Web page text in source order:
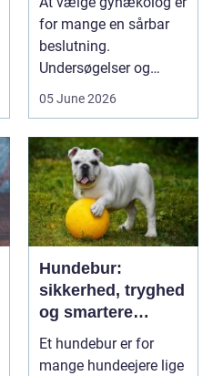
for mange en sårbar
beslutning.
Undersøgelser og
behandlinger foregår i
05 June 2026
Hundebur:
sikkerhed, tryghed
og smartere
hverdag med hund
Et hundebur er for
mange hundeejere lige